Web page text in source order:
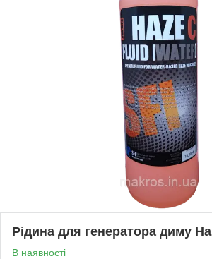
Рідина для генератора диму
В наявності